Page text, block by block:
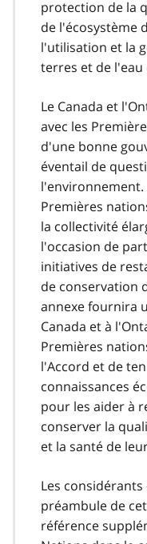
protection de la
de l'écosystème
l'utilisation et la
terres et de l'eau
Le Canada et
avec les
d'une bonne
éventail de
Premières
la collectivité
l'occasion de
initiatives de
de conservation
annexe fournira
Canada et à
Premières
l'Accord et de
connaissances
pour les aider à
conserver la
et la santé de
Les
préambule de
référence